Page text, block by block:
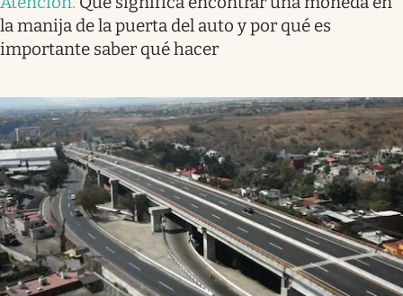
la manija de la puerta del auto y por qué es
importante saber qué hacer